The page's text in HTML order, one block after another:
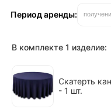
Период аренды:
В комплекте 1 изделие:
Скатерть
- 1 шт.